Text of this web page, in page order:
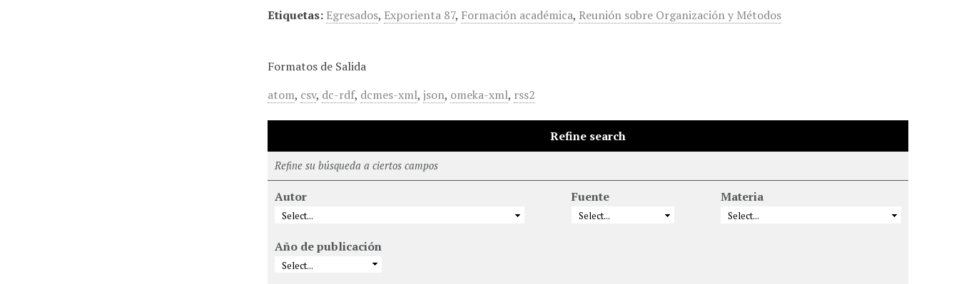
Etiquetas: Egresados, Exporienta 87, Formación académica, Reunión sobre Organización y Métodos
Formatos de Salida
atom, csv, dc-rdf, dcmes-xml,json, omeka-xml, rss2
Refine search
Refine su búsqueda a ciertos campos
Autor Fuente Materia
Año de publicación